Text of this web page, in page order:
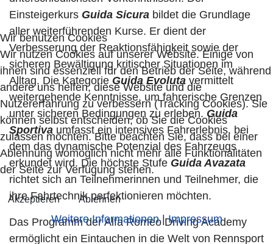
Einsteigerkurs Guida Sicura bildet die Grundlage
aller weiterführenden Kurse. Er dient der
Verbesserung der Reaktionsfähigkeit sowie der
sicheren Bewältigung kritischer Situationen im
Alltag. Die Kategorie Guida Evoluta vermittelt
weitergehende Kenntnisse, um fahrerische Grenzen
unter sicheren Bedingungen zu erleben. Guida
Sportiva umfasst ein intensives Fahrerlebnis, bei
dem das dynamische Potenzial des Fahrzeugs
erkundet wird. Die höchste Stufe Guida Avazata
richtet sich an Teilnehmerinnen und Teilnehmer, die
ihre Fahrtechnik perfektionieren möchten.
Das Programm der Alfa Romeo Driving Academy
ermöglicht ein Eintauchen in die Welt von Rennsport
Wir benutzen Cookies
Wir nutzen Cookies auf unserer Website. Einige von
ihnen sind essenziell für den Betrieb der Seite, während
andere uns helfen, diese Website und die
Nutzererfahrung zu verbessern (Tracking Cookies). Sie
können selbst entscheiden, ob Sie die Cookies
zulassen möchten. Bitte beachten Sie, dass bei einer
Ablehnung womöglich nicht mehr alle Funktionalitäten
der Seite zur Verfügung stehen.
Akzeptieren Ablehnen
Weitere Informationen|Impressum